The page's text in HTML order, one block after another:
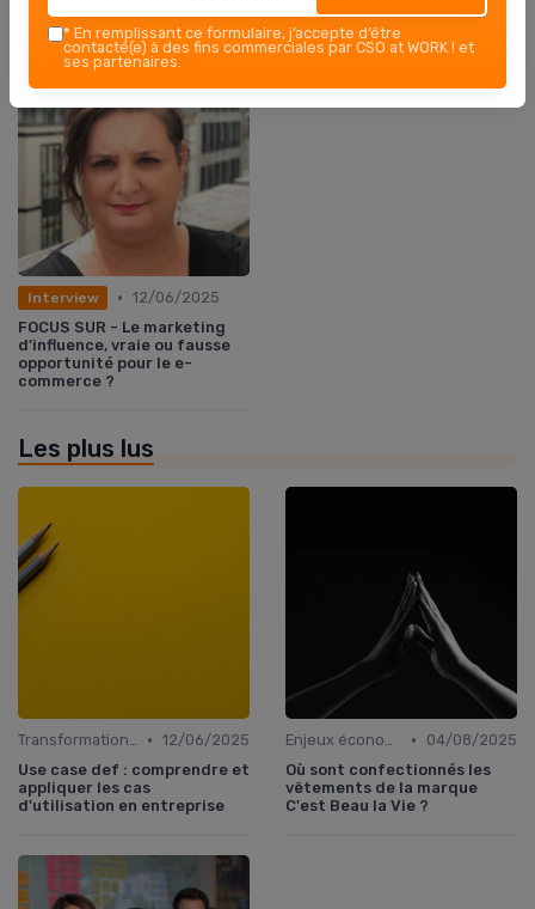
Interview • 12/06/2025
FOCUS SUR - Le marketing
d'influence, vraie ou fausse
opportunité pour le e-
commerce ?
Les plus lus
Transformation digitale des ventes • 12/06/2025
Use case def : comprendre et
appliquer les cas
d'utilisation en entreprise
Enjeux économiques et marché B2B •
04/08/2025
Où sont confectionnés les
vêtements de la marque
C'est Beau la Vie ?
* En remplissant ce formulaire, j’accepte d’être
contacté(e) à des fins commerciales par CSO at WORK ! et
ses partenaires.